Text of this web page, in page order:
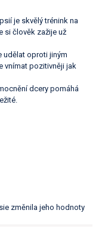
je skvělý trénink na
si člověk zažije už
udělat oproti jiným
vnímat pozitivněji jak
dcery pomáhá
změnila jeho hodnoty